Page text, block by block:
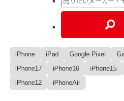
iPhone iPad Google Pixel
iPhone17
iPhone16 iPhone15
iPhone12
iPhoneAir